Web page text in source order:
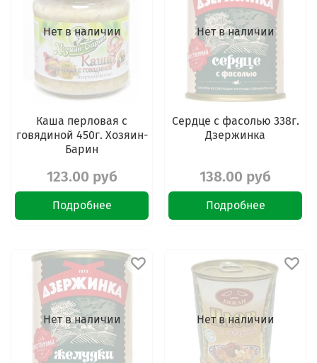
Нет в наличии
Каша перловая с
говядиной 450г. Хозяин-
Барин
123.00 руб
Подробнее
Нет в наличии
Сердце с фасолью 338г.
Дзержинка
138.00 руб
Подробнее
Нет в наличии Нет в наличии